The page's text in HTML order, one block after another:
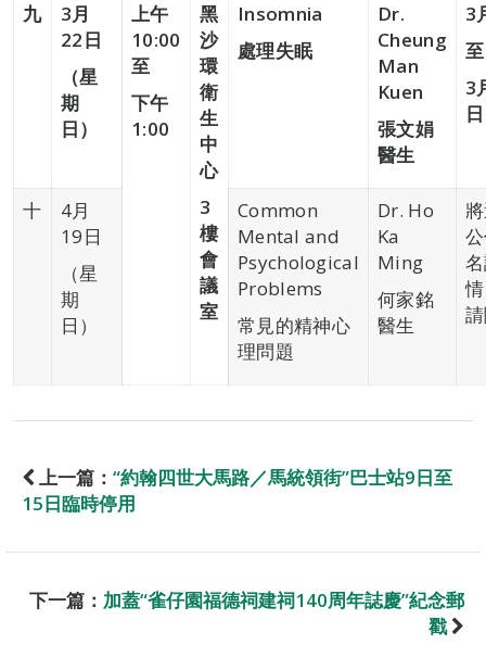
九 3月
22日
（星
期
日）
上午
10:00
至
下午
1:00
黑
沙
環
衛
生
中
心
3
樓
會
議
室
Insomnia
處理失眠
Dr.
Cheung
Man
Kuen
張文娟
醫生
3
至
3
日
十
4月
19日
（星
期
日）
Common
Mental and
Psychological
Problems
常見的精神心
理問題
Dr. Ho
Ka
Ming
何家銘
醫生
上一篇： “約翰四世大馬路／馬統領街”巴士站9日至
15日臨時停用
下一篇： 加蓋“雀仔園福德祠建祠140周年誌慶”紀念郵
戳